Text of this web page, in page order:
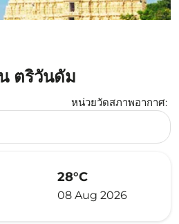
ตริวันดัม
หน่วยวัดสภาพอากาศ:
ยส Selected
28°C
08 Aug 2026